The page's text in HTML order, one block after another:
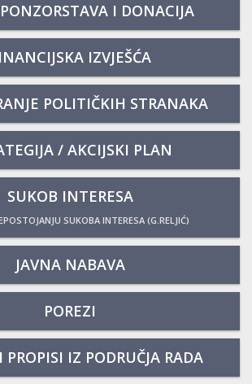
I DONACIJA
IZVJEŠĆA
POLITIČKIH STRANAKA
/ AKCIJSKI PLAN
SUKOB INTERESA
SUKOBA INTERESA (G.RELJIĆ)
JAVNA NABAVA
POREZI
IZ PODRUČJA RADA